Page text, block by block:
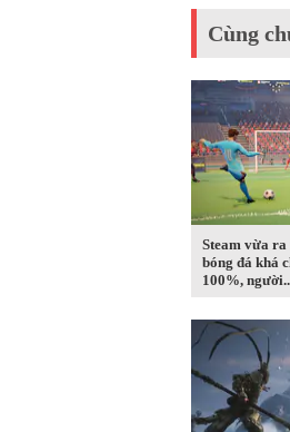
Cùng
Steam vừa
bóng đá khá
100%,